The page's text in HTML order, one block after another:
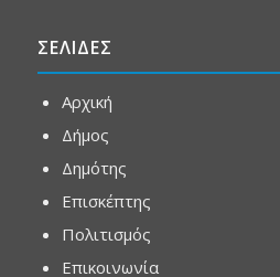
ΣΕΛΙΔΕΣ
Αρχική
Δήμος
Δημότης
Επισκέπτης
Πολιτισμός
Επικοινωνία